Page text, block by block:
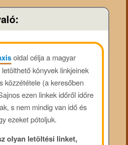
oldal célja a magyar
könyvek linkjeinek
közzététele (a keresőben
ezen linkek időről időre
s nem mindig van idő és
ezeket pótoljuk.
olyan letöltési linket,